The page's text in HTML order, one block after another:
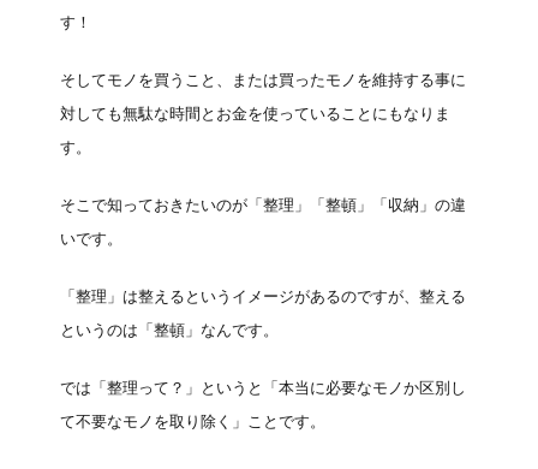
す！
そしてモノを買うこと、または買ったモノを維持する事に
対しても無駄な時間とお金を使っていることにもなりま
す。
そこで知っておきたいのが「整理」「整頓」「収納」の違
いです。
「整理」は整えるというイメージがあるのですが、整える
というのは「整頓」なんです。
では「整理って？」というと「本当に必要なモノか区別し
て不要なモノを取り除く」ことです。